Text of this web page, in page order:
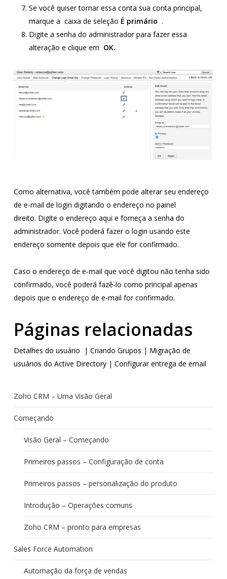
Se você quiser tornar essa conta sua conta principal,
marque a caixa de seleção É primário .
Digite a senha do administrador para fazer essa
alteração e clique em OK.
Como alternativa, você também pode alterar seu endereço
de e-mail de login digitando o endereço no painel
direito. Digite o endereço aqui e forneça a senha do
administrador. Você poderá fazer o login usando este
endereço somente depois que ele for confirmado.
Caso o endereço de e-mail que você digitou não tenha sido
confirmado, você poderá fazê-lo como principal apenas
depois que o endereço de e-mail for confirmado.
Páginas relacionadas
Detalhes do usuário | Criando Grupos | Migração de
usuários do Active Directory| Configurar entrega de email
Zoho CRM – Uma Visão Geral
Começando
Visão Geral – Começando
Primeiros passos – Configuração de conta
Primeiros passos – personalização do produto
Introdução – Operações comuns
Zoho CRM – pronto para empresas
Sales Force Automation
Automação da força de vendas